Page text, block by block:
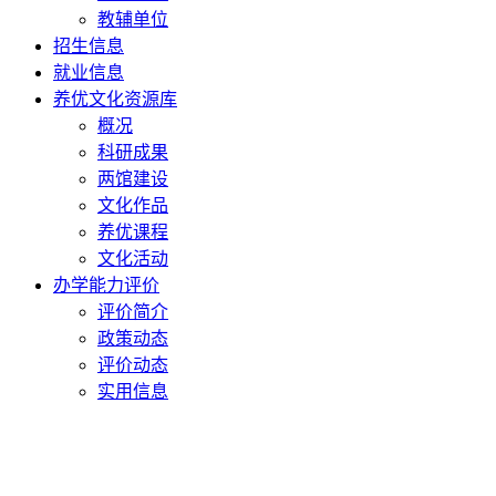
教辅单位
招生信息
就业信息
养优文化资源库
概况
科研成果
两馆建设
文化作品
养优课程
文化活动
办学能力评价
评价简介
政策动态
评价动态
实用信息